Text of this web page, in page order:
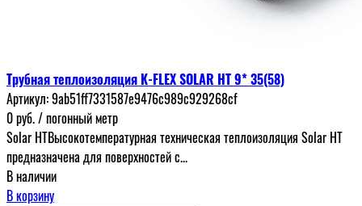
Трубная теплоизоляция K-FLEX SOLAR HT 9* 35(58)
Артикул:9ab51ff7331587e9476c989c929268cf
0руб./ погонный метр
Solar HTВысокотемпературная техническая теплоизоляция Solar HT
предназначена для поверхностей с...
В наличии
В корзину